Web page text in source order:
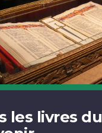
les livres du